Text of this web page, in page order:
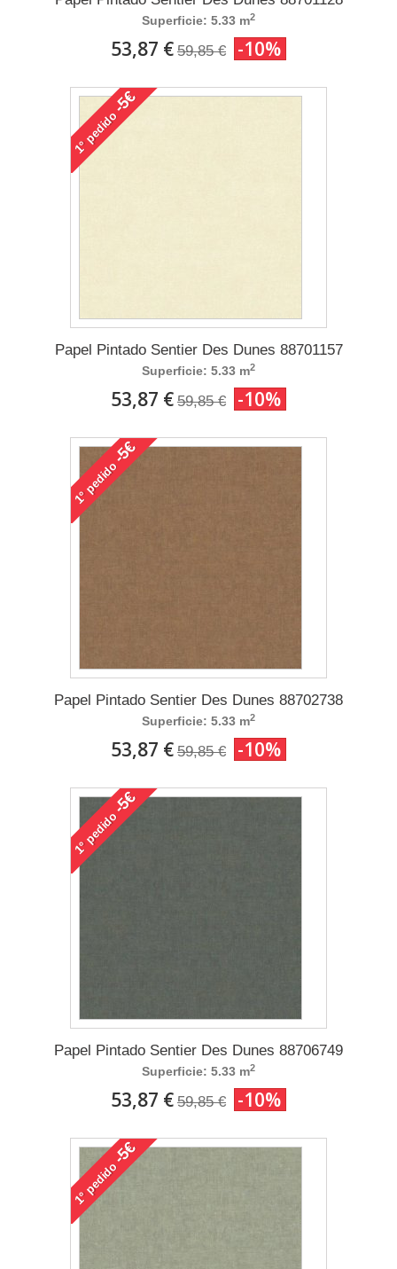
Superficie: 5.33 m2
53,87 € 59,85 € -10%
1°
pedido
-5€
Papel Pintado Sentier Des Dunes 88701157
Superficie: 5.33 m2
53,87 € 59,85 € -10%
1°
pedido
-5€
Papel Pintado Sentier Des Dunes 88702738
Superficie: 5.33 m2
53,87 € 59,85 € -10%
1°
pedido
-5€
Papel Pintado Sentier Des Dunes 88706749
Superficie: 5.33 m2
53,87 € 59,85 € -10%
1°
pedido
-5€